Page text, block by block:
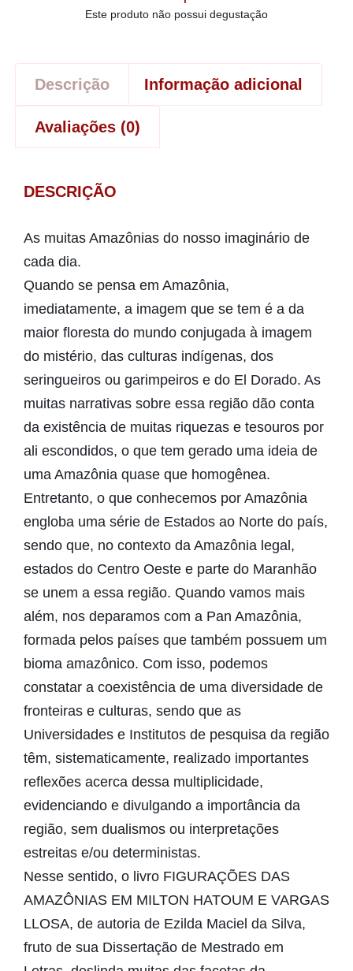
Este produto não possui degustação
Descrição Informação adicional
Avaliações (0)
DESCRIÇÃO
As muitas Amazônias do nosso imaginário de
cada dia.
Quando se pensa em Amazônia,
imediatamente, a imagem que se tem é a da
maior floresta do mundo conjugada à imagem
do mistério, das culturas indígenas, dos
seringueiros ou garimpeiros e do El Dorado. As
muitas narrativas sobre essa região dão conta
da existência de muitas riquezas e tesouros por
ali escondidos, o que tem gerado uma ideia de
uma Amazônia quase que homogênea.
Entretanto, o que conhecemos por Amazônia
engloba uma série de Estados ao Norte do país,
sendo que, no contexto da Amazônia legal,
estados do Centro Oeste e parte do Maranhão
se unem a essa região. Quando vamos mais
além, nos deparamos com a Pan Amazônia,
formada pelos países que também possuem um
bioma amazônico. Com isso, podemos
constatar a coexistência de uma diversidade de
fronteiras e culturas, sendo que as
Universidades e Institutos de pesquisa da região
têm, sistematicamente, realizado importantes
reflexões acerca dessa multiplicidade,
evidenciando e divulgando a importância da
região, sem dualismos ou interpretações
estreitas e/ou deterministas.
Nesse sentido, o livro FIGURAÇÕES DAS
AMAZÔNIAS EM MILTON HATOUM E VARGAS
LLOSA, de autoria de Ezilda Maciel da Silva,
fruto de sua Dissertação de Mestrado em